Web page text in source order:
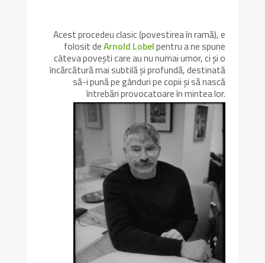
Acest procedeu clasic (povestirea în ramă), e
folosit deArnold Lobelpentru a ne spune
câteva povești care au nu numai umor, ci și o
încărcătură mai subtilă și profundă, destinată
să-i pună pe gânduri pe copii și să nască
întrebări provocatoare în mintea lor.